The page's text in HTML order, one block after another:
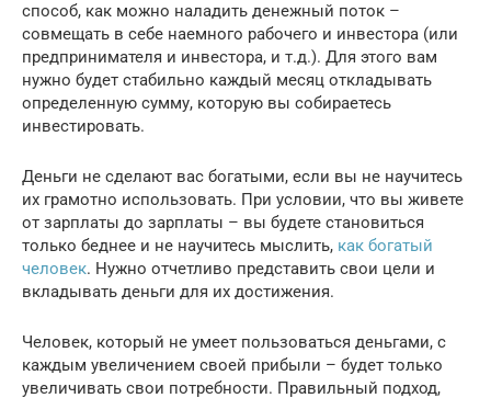
способ, как можно наладить денежный поток –
совмещать в себе наемного рабочего и инвестора (или
предпринимателя и инвестора, и т.д.). Для этого вам
нужно будет стабильно каждый месяц откладывать
определенную сумму, которую вы собираетесь
инвестировать.
Деньги не сделают вас богатыми, если вы не научитесь
их грамотно использовать. При условии, что вы живете
от зарплаты до зарплаты – вы будете становиться
только беднее и не научитесь мыслить, как богатый
человек. Нужно отчетливо представить свои цели и
вкладывать деньги для их достижения.
Человек, который не умеет пользоваться деньгами, с
каждым увеличением своей прибыли – будет только
увеличивать свои потребности. Правильный подход,